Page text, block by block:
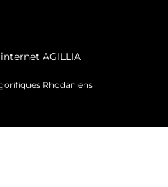
AGILLIA
Rhodaniens